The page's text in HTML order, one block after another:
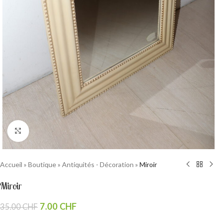
Cliquez pour agrandir
Accueil » Boutique» Antiquités - Décoration » Miroir
Miroir
35.00CHF 7.00 CHF